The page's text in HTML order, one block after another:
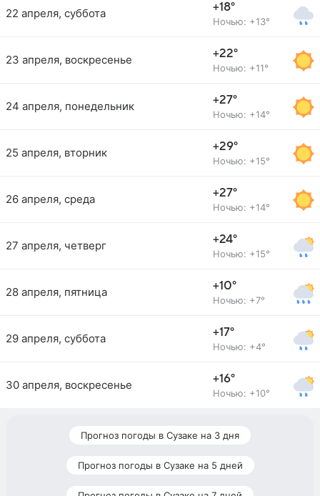
22 апреля, суббота +18°
Ночью: +13°
23 апреля, воскресенье +22°
Ночью: +11°
24 апреля, понедельник +27°
Ночью: +14°
25 апреля, вторник +29°
Ночью: +15°
26 апреля, среда +27°
Ночью: +14°
27 апреля, четверг +24°
Ночью: +15°
28 апреля, пятница +10°
Ночью: +7°
29 апреля, суббота +17°
Ночью: +4°
30 апреля, воскресенье +16°
Ночью: +10°
Прогноз погоды в Сузаке на 3 дня
Прогноз погоды в Сузаке на 5 дней